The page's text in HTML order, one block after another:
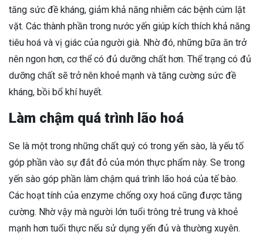
tăng sức đề kháng, giảm khả năng nhiễm các bệnh cúm lặt
vặt. Các thành phần trong nước yến giúp kích thích khả năng
tiêu hoá và vị giác của người già. Nhờ đó, những bữa ăn trở
nên ngon hơn, cơ thể có đủ dưỡng chất hơn. Thể trạng có đủ
dưỡng chất sẽ trở nên khoẻ mạnh và tăng cường sức đề
kháng, bồi bổ khí huyết.
Làm chậm quá trình lão hoá
Se là một trong những chất quý có trong yến sào, là yếu tố
góp phần vào sự đắt đỏ của món thực phẩm này. Se trong
yến sào góp phần làm chậm quá trình lão hoá của tế bào.
Các hoạt tính của enzyme chống oxy hoá cũng được tăng
cường. Nhờ vậy mà người lớn tuổi trông trẻ trung và khoẻ
mạnh hơn tuổi thực nếu sử dụng yến đủ và thường xuyên.